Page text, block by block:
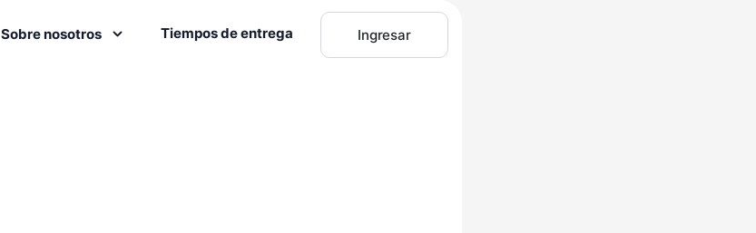
Sobre nosotros Tiempos de entrega Ingresar